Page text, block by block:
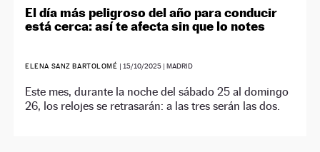
El día más peligroso del año para conducir
está cerca: así te afecta sin que lo notes
ELENA SANZ BARTOLOMÉ | 15/10/2025| MADRID
Este mes, durante la noche del sábado 25 al domingo
26, los relojes se retrasarán: a las tres serán las dos.